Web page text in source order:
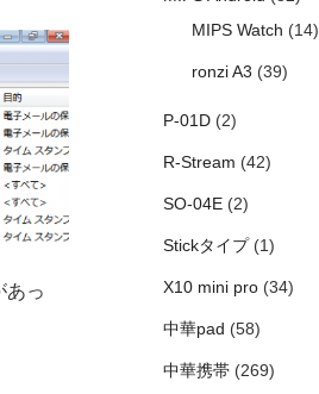
あっ
MIPS Watch (14)
ronzi A3 (39)
P-01D(2)
R-Stream (42)
SO-04E(2)
Stickタイプ(1)
X10 mini pro(34)
中華pad (58)
中華携帯(269)